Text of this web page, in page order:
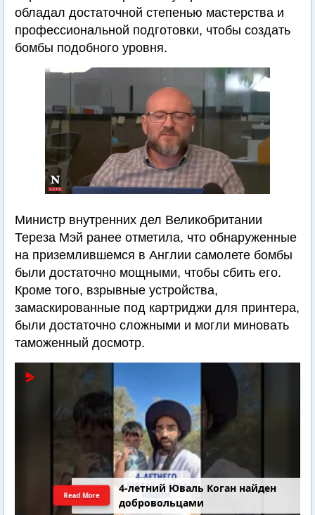
обладал достаточной степенью мастерства и
профессиональной подготовки, чтобы создать
бомбы подобного уровня.
Министр внутренних дел Великобритании
Тереза Мэй ранее отметила, что обнаруженные
на приземлившемся в Англии самолете бомбы
были достаточно мощными, чтобы сбить его.
Кроме того, взрывные устройства,
замаскированные под картриджи для принтера,
были достаточно сложными и могли миновать
таможенный досмотр.
4-летний Юваль Коган найден
добровольцами
Read More